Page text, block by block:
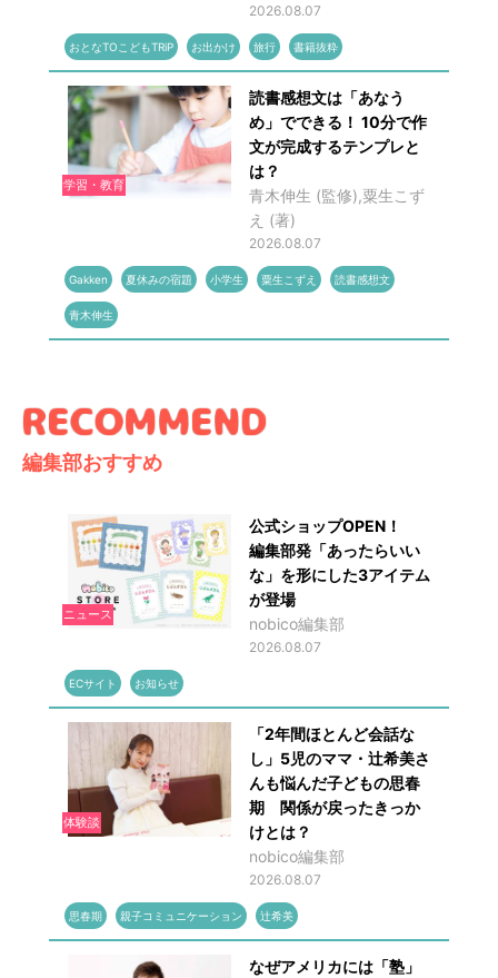
2026.08.07
おとなTOこどもTRiP お出かけ 旅行 書籍抜粋
学習・教育
読書感想文は「あなう
め」でできる！ 10分で作
文が完成するテンプレと
は？
青木伸生 (監修),粟生こず
え (著)
2026.08.07
Gakken 夏休みの宿題 小学生 粟生こずえ 読書感想文
青木伸生
編集部おすすめ
ニュース
公式ショップOPEN！
編集部発「あったらいい
な」を形にした3アイテム
が登場
nobico編集部
2026.08.07
ECサイト お知らせ
体験談
「2年間ほとんど会話な
し」5児のママ・辻希美さ
んも悩んだ子どもの思春
期 関係が戻ったきっか
けとは？
nobico編集部
2026.08.07
思春期 親子コミュニケーション 辻希美
なぜアメリカには「塾」